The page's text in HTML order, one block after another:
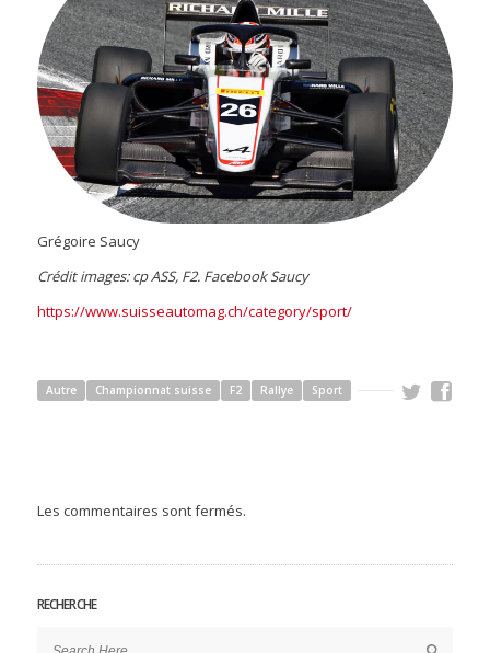
Grégoire Saucy
Crédit images: cp ASS, F2. Facebook Saucy
https://www.suisseautomag.ch/category/sport/
Autre Championnat suisse F2 Rallye Sport
Les commentaires sont fermés.
RECHERCHE